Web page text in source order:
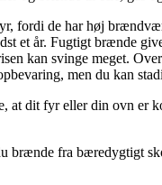
fordi de har høj
et år. Fugtigt brænde
kan svinge meget.
men du kan
at dit fyr eller din ovn er
brænde fra bæredygtigt